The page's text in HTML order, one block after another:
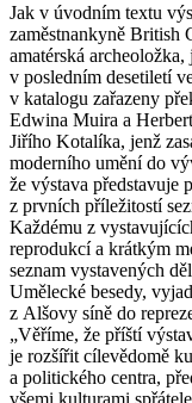
Jak v úvodním textu
zaměstnankyně British
amatérská
v posledním desetiletí
v katalogu zařazeny
Edwina Muira a
Jiřího Kotalíka, jenž
moderního umění do
že výstava představuje
z prvních příležitostí
Každému z
reprodukcí a krátkým
seznam vystavených
Umělecké besedy,
z Alšovy síně do
„Věříme, že příští
je rozšířit cílevědomě
a politického centra,
všemi kulturami